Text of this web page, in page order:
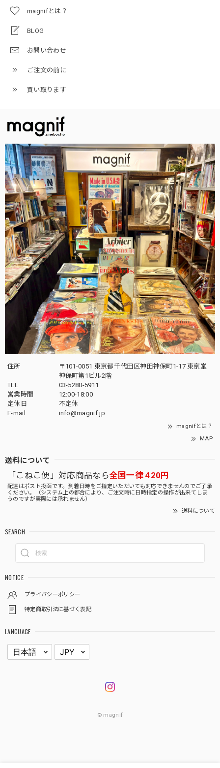
magnifとは？
BLOG
お問い合わせ
ご注文の前に
買い取ります
住所
〒101-0051 東京都千代田区神田神保町1-17 東京堂
神保町第1ビル2階
TEL
03-5280-5911
営業時間
12:00-18:00
定休日
不定休
E-mail
info@magnif.jp
magnifとは？
MAP
送料について
「こねこ便」対応商品なら全国一律 420円
配達はポスト投函です。到着日時をご指定いただいても対応できませんのでご了承
ください。（システム上の都合により、ご注文時に日時指定の操作が出来てしま
うのですが実際には承れません）
送料について
SEARCH
NOTICE
プライバシーポリシー
特定商取引法に基づく表記
LANGUAGE
© magnif